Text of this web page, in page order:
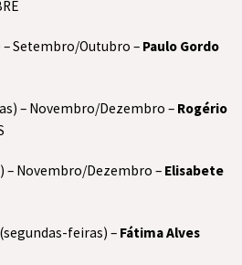
Setembro/Outubro – Paulo Gordo
– Novembro/Dezembro – Rogério
– Novembro/Dezembro – Elisabete
feiras) – Fátima Alves